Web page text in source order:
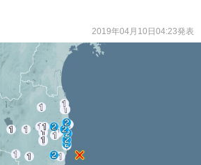
2019年04月10日04:23発表